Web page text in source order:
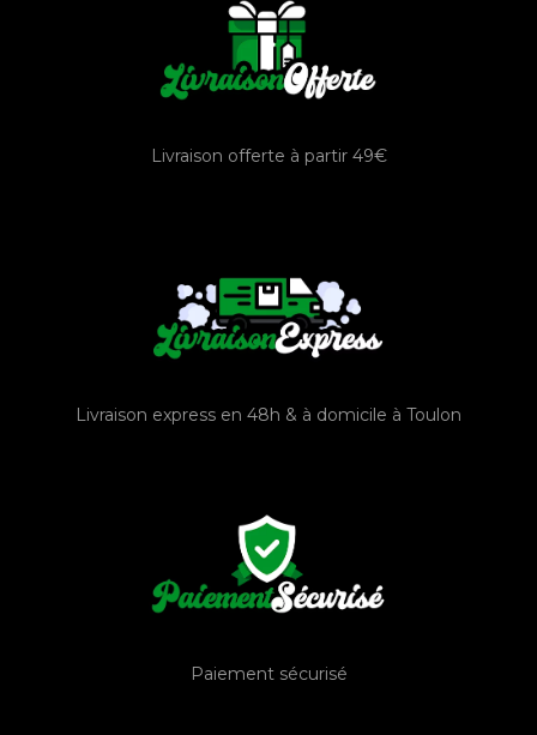
Livraison offerte à partir 49€
Livraison express en 48h & à domicile à Toulon
Paiement sécurisé